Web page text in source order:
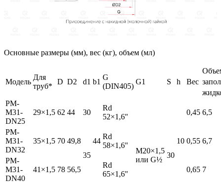
Основные размеры (мм), вес (кг), объем (мл)
Модель
Для
труб*
D D2 d1 b1
G
(DIN405)
G1 S h Вес
РМ-
M31-
DN25
29×1,5 62 44 30
44
Rd
52×1,6"
M20×1,5
или G½
30
10
0,45 6,5
РМ-
M31-
DN32
35×1,5 70 49,8
35
Rd
58×1,6"
0,55 6,7
РМ-
M31-
DN40
41×1,5 78 56,5
Rd
65×1,6"
0,65 7